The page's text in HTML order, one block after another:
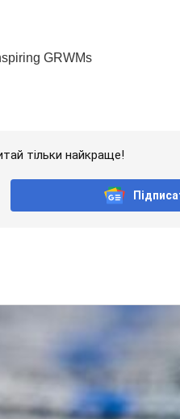
тільки найкраще!